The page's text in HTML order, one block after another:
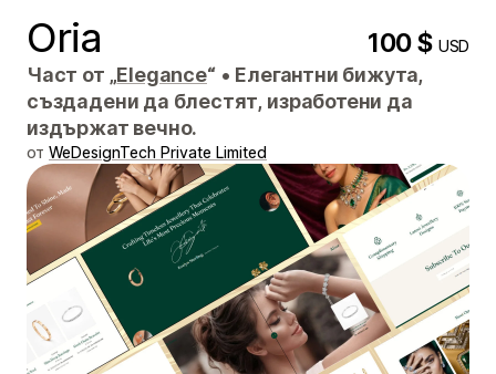
Oria 100 $USD
Част от „Elegance“ • Елегантни бижута,
създадени да блестят, изработени да
издържат вечно.
от WeDesignTech Private Limited